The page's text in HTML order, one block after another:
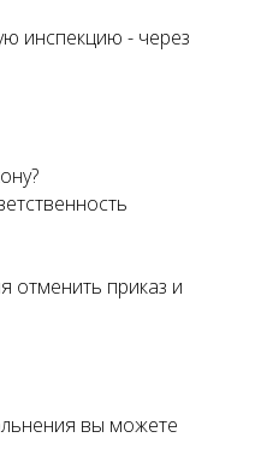
инспекцию - через
отменить приказ и
вы можете